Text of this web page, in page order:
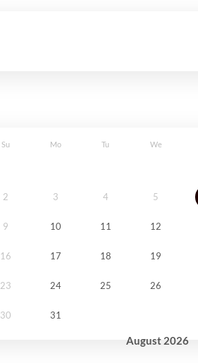
August 2026
Su Mo Tu We
2 3 4 5
9 10 11 12
16 17 18 19
23 24 25 26
30 31